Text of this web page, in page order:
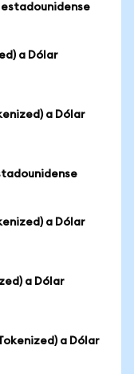
estadounidense
a Dólar
a Dólar
a Dólar
a Dólar
a Dólar